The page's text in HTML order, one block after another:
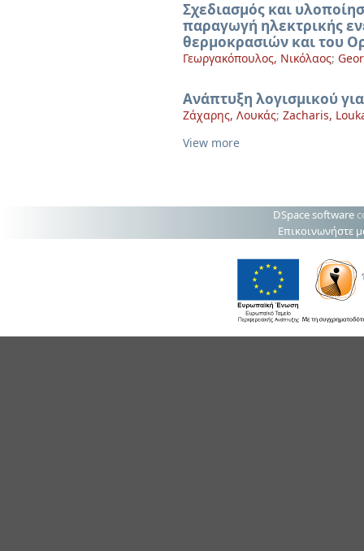
Σχεδιασμός και
παραγωγή ηλεκτρικής
θερμοκρασιών και του
Γεωργακόπουλος, Νικόλαος;
Ανάπτυξη λογισμικού
Ζάχαρης, Λουκάς; Zacharis,
View more
DSpace software
Επικοινωνήστε